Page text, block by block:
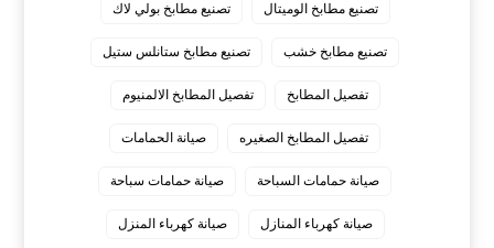
تصنيع مطابخ الوميتال تصنيع مطابخ بولي لاك
تصنيع مطابخ خشب تصنيع مطابخ ستانلس ستيل
تفصيل المطابخ تفصيل المطابخ الالمنيوم
تفصيل المطابخ الصغيره صيانة الحمامات
صيانة حمامات السباحة صيانة حمامات سباحة
صيانة كهرباء المنازل صيانة كهرباء المنزل